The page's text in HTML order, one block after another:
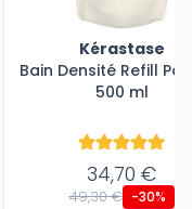
Kérastase
Bain Densité Refill
500 ml
34,70 €
49,30 € -30%